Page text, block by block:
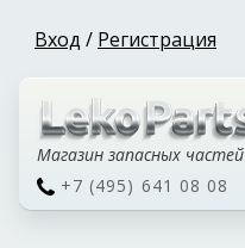
Вход / Регистрация
Магазин запасных частей
+7 (495) 641 08 08